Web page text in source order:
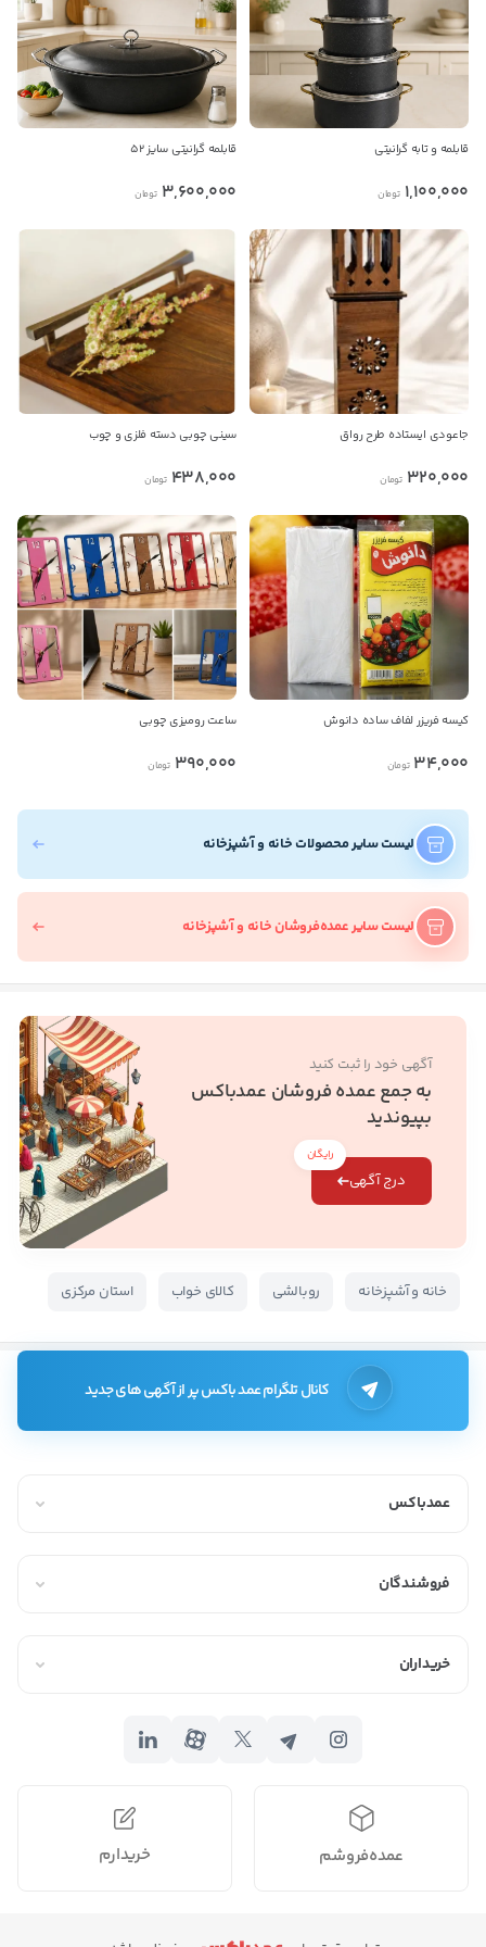
قابلمه و تابه گرانیتی
1,100,000 تومان
قابلمه گرانیتی سایز 52
3,600,000 تومان
جاعودی ایستاده طرح رواق
320,000 تومان
سینی چوبی دسته فلزی و چوب
438,000 تومان
کیسه فریزر لفاف ساده دانوش
34,000 تومان
ساعت رومیزی چوبی
390,000 تومان
لیست سایر محصولات خانه و آشپزخانه
لیست سایر عمده‌فروشان خانه و آشپزخانه
آگهی خود را ثبت کنید
به جمع عمده فروشان عمدباکس
بپیوندید
درج آگهی
رایگان
خانه و آشپزخانه روبالشی کالای خواب استان مرکزی
کانال تلگرام عمد باکس پر از آگهی های جدید
عمدباکس
فروشندگان
خریداران
عمده‌فروشم خریدارم
بدیهی است عمدباکس هیچ نوع مسئولیتی در قبال نداشته و
صحت موارد ذکر شده بر عهده فرد آگهی دهنده می باشد.